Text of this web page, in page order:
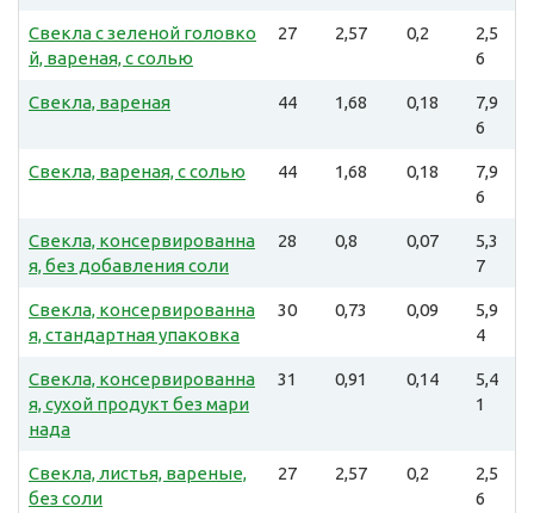
Свекла с зеленой головко
й, вареная, с солью
27 2,57 0,2
2,5
6
Свекла, вареная 44 1,68 0,18
7,9
6
Свекла, вареная, с солью 44 1,68 0,18
7,9
6
Свекла, консервированна
я, без добавления соли
28 0,8 0,07
5,3
7
Свекла, консервированна
я, стандартная упаковка
30 0,73 0,09
5,9
4
Свекла, консервированна
я, сухой продукт без мари
нада
31 0,91 0,14
5,4
1
Свекла, листья, вареные,
без соли
27 2,57 0,2
2,5
6